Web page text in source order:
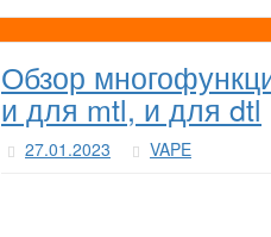
Обзор
и для mtl, и для dtl
27.01.2023 VAPE